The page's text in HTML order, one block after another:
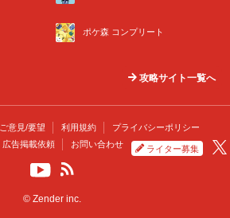
ポケ森 コンプリート
攻略サイト一覧へ
ご意見/要望 利用規約
プライバシーポリシー
広告掲載依頼 お問い合わせ ライター募集
© Zender inc.